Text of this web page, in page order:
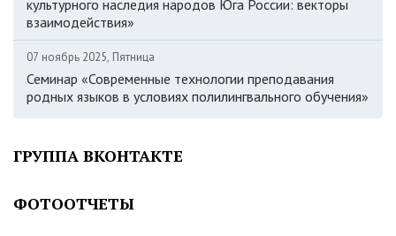
культурного наследия народов Юга России: векторы
взаимодействия»
07 ноябрь 2025, Пятница
Семинар «Современные технологии преподавания
родных языков в условиях полилингвального обучения»
ГРУППА ВКОНТАКТЕ
ФОТООТЧЕТЫ